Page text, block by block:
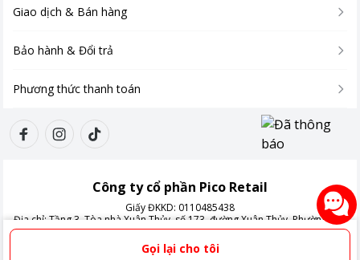
Gọi lại cho tôi
Giao dịch & Bán hàng
Bảo hành & Đổi trả
Phương thức thanh toán
Công ty cổ phần Pico Retail
Giấy ĐKKD: 0110485438
Địa chỉ:Tầng 3, Tòa nhà Xuân Thủy, số 173, đường Xuân Thủy, Phường Cầu
Giấy, Thành phố Hà Nội, Việt Nam